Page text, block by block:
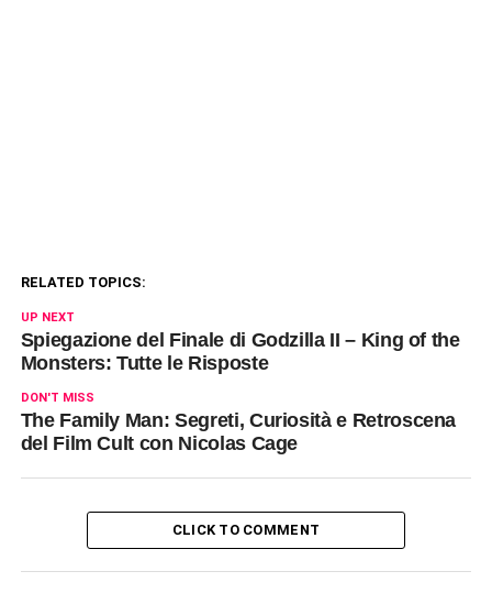
RELATED TOPICS:
UP NEXT
Spiegazione del Finale di Godzilla II – King of the
Monsters: Tutte le Risposte
DON'T MISS
The Family Man: Segreti, Curiosità e Retroscena
del Film Cult con Nicolas Cage
CLICK TO COMMENT